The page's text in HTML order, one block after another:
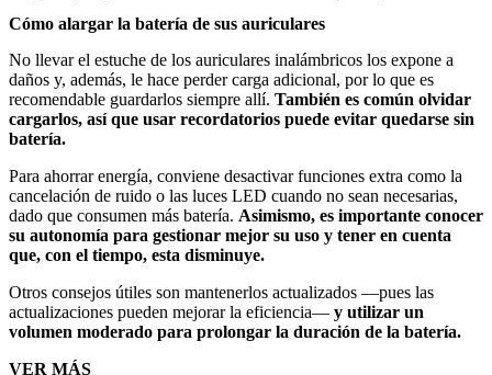
Cómo alargar la batería de sus auriculares
No llevar el estuche de los auriculares inalámbricos los expone a
daños y, además, le hace perder carga adicional, por lo que es
recomendable guardarlos siempre allí. También es común olvidar
cargarlos, así que usar recordatorios puede evitar quedarse sin
batería.
Para ahorrar energía, conviene desactivar funciones extra como la
cancelación de ruido o las luces LED cuando no sean necesarias,
dado que consumen más batería. Asimismo, es importante conocer
su autonomía para gestionar mejor su uso y tener en cuenta
que, con el tiempo, esta disminuye.
Otros consejos útiles son mantenerlos actualizados —pues las
actualizaciones pueden mejorar la eficiencia— y utilizar un
volumen moderado para prolongar la duración de la batería.
VER MÁS